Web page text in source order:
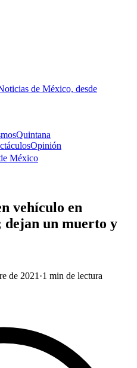
de México, desde
Quintana
Opinión
México
vehículo en
dejan un muerto y
de 2021 ·1 min de lectura